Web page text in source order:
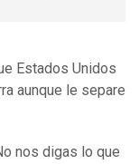
Estados Unidos
aunque le separe
nos digas lo que